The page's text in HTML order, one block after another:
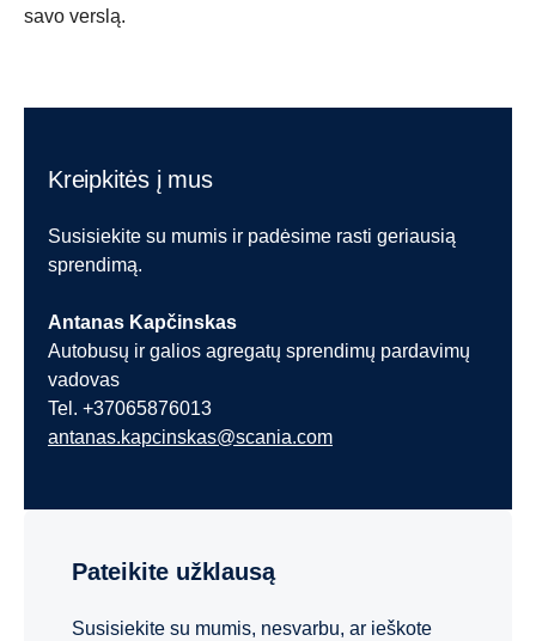
savo verslą.
Kreipkitės į mus
Susisiekite su mumis ir padėsime rasti geriausią
sprendimą.
Antanas Kapčinskas
Autobusų ir galios agregatų sprendimų pardavimų
vadovas
Tel. +37065876013
antanas.kapcinskas@scania.com
Pateikite užklausą
Susisiekite su mumis, nesvarbu, ar ieškote